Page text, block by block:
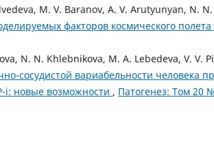
M. V. Baranov, A. V. Arutyunyan, N.
факторов космического полета
N. N. Khlebnikova, M. A. Lebedeva, V. V.
сосудистой вариабельности человека
новые возможности , Патогенез: Том 20